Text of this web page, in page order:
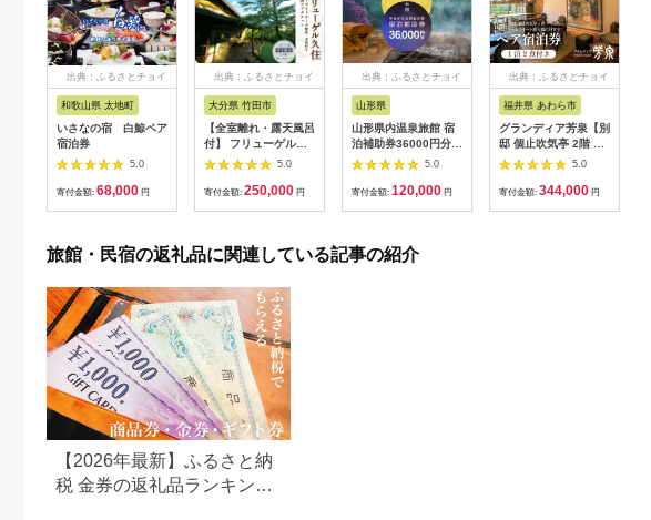
出典：ふるさとチョイ
和歌山県 太地町
いさなの宿 白鯨ペア
宿泊券
5.0
寄付金額: 68,000 円
出典：ふるさとチョイ
大分県 竹田市
【全室離れ・露天風呂
付】 フリューゲル久
住 1泊2食 ペアチケッ
ト スターライトルー
ム （平日限定）
5.0
寄付金額: 250,000 円
出典：ふるさとチョイ
山形県
山形県内温泉旅館 宿
泊補助券36000円分
（やまがた女将会の
宿） 旅行 温泉 宿泊
温泉宿 補助券 温泉旅
F2Y-1996
5.0
寄付金額: 120,000 円
出典：ふるさとチョイ
福井県 あわら市
グランディア芳泉【別
邸 個止吹気亭 2階 コ
ンフォートスイート
露天風呂付客室】1泊
2食付き ペア宿泊券
5.0
寄付金額: 344,000 円
旅館・民宿の返礼品に関連している記事の紹介
【2026年最新】ふるさと納
税 金券の返礼品ランキング